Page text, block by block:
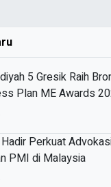
5 Gresik Raih
Plan ME Awards
Perkuat
PMI di Malaysia